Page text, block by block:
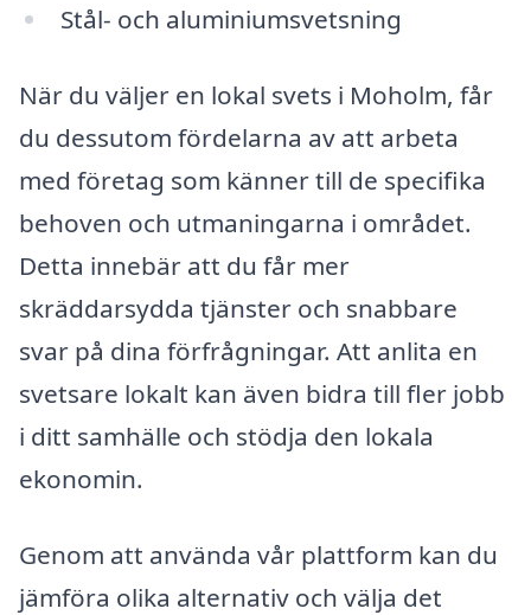
Stål- och aluminiumsvetsning
När du väljer en lokal svets i Moholm, får
du dessutom fördelarna av att arbeta
med företag som känner till de specifika
behoven och utmaningarna i området.
Detta innebär att du får mer
skräddarsydda tjänster och snabbare
svar på dina förfrågningar. Att anlita en
svetsare lokalt kan även bidra till fler jobb
i ditt samhälle och stödja den lokala
ekonomin.
Genom att använda vår plattform kan du
jämföra olika alternativ och välja det